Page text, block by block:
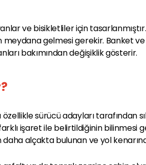
ve bisikletliler için
meydana gelmesi gerekir. Banket
bakımından değişiklik gösterir.
sürücü adayları tarafından
işaret ile belirtildiğinin bilinmesi
daha alçakta bulunan ve yol